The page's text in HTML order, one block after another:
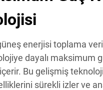
enerjisi toplama
dayalı maksimum
Bu gelişmiş
sürekli izler ve